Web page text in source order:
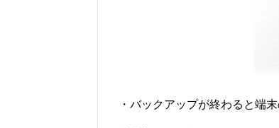
・バックアップが終わると端